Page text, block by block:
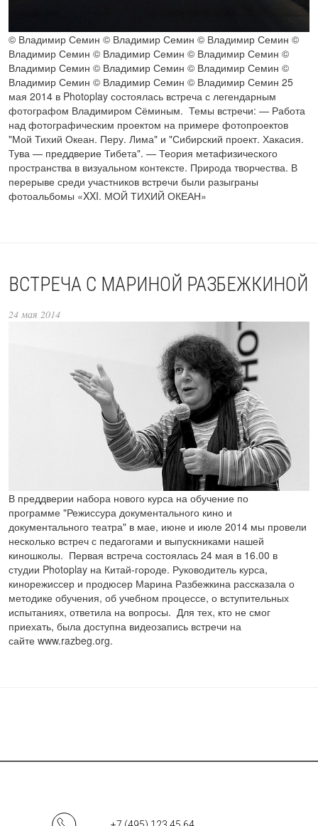
© Владимир Семин © Владимир Семин © Владимир Семин ©
Владимир Семин © Владимир Семин © Владимир Семин ©
Владимир Семин © Владимир Семин © Владимир Семин ©
Владимир Семин © Владимир Семин © Владимир Семин 25
мая 2014 в Photoplay состоялась встреча с легендарным
фотографом Владимиром Сёминым. Темы встречи: — Работа
над фотографическим проектом на примере фотопроектов
"Мой Тихий Океан. Перу. Лима" и "Сибирский проект. Хакасия.
Тува — преддверие Тибета". — Теория метафизического
пространства в визуальном контексте. Природа творчества. В
перерыве среди участников встречи были разыграны
фотоальбомы «XXI. МОЙ ТИХИЙ ОКЕАН»
ВСТРЕЧА С МАРИНОЙ РАЗБЕЖКИНОЙ
24 мая 2014
В преддверии набора нового курса на обучение по
программе "Режиссура документального кино и
документального театра" в мае, июне и июле 2014 мы провели
несколько встреч с педагогами и выпускниками нашей
киношколы. Первая встреча состоялась 24 мая в 16.00 в
студии Photoplay на Китай-городе. Руководитель курса,
кинорежиссер и продюсер Марина Разбежкина рассказала о
методике обучения, об учебном процессе, о вступительных
испытаниях, ответила на вопросы. Для тех, кто не смог
приехать, была доступна видеозапись встречи на
сайте www.razbeg.org.